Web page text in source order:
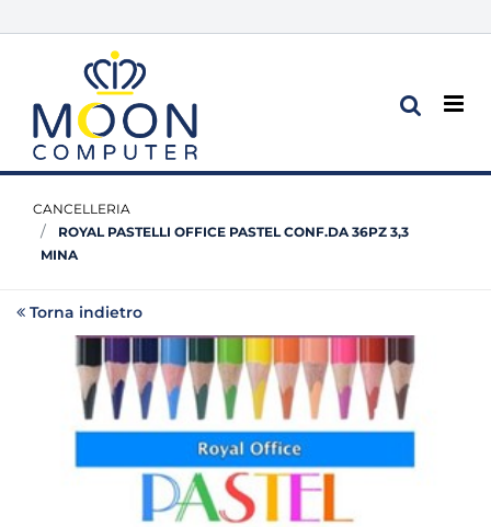
CANCELLERIA
ROYAL PASTELLI OFFICE PASTEL CONF.DA 36PZ 3,3
MINA
Torna indietro